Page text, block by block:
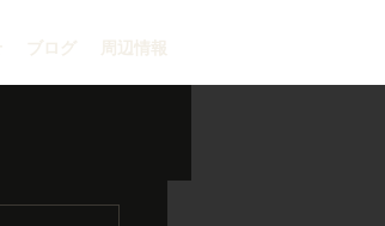
ブログ 周辺情報